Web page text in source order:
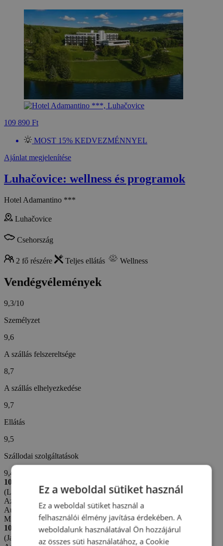
109 890 Ft
MOST 15% KEDVEZMÉNNYEL
Ajánlat megjelenítése
Luhačovice: wellness és programok
Hotel Adamantino ***
Luhačovice
Csehország
2 fő részére Teljes ellátás Wellness
Vendégvélemények
9,3/10
Személyzet
9,6
A szállás felszereltsége
8,7
A szállás elhelyezkedése
9,7
Ellátás
9,5
Szállodai szolgáltatások
9,4
10/10
(Lenka P. -
Cseh)
Az értékelés létrehozva: 5. 8. 2026
Automatikus fordítás (Eredeti megjelenítése)
Minden szuper volt?
10/10
(Jaroslav M. -
Cseh)
Ez a weboldal sütiket használ
Ez a weboldal sütiket használ a
felhasználói élmény javítása érdekében. A
weboldalunk használatával Ön hozzájárul
az összes süti használatához, a Cookie